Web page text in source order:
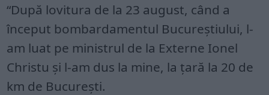
“După lovitura de la 23 august, când a
început bombardamentul Bucureştiului, l-
am luat pe ministrul de la Externe Ionel
Christu şi l-am dus la mine, la ţară la 20 de
km de Bucureşti.